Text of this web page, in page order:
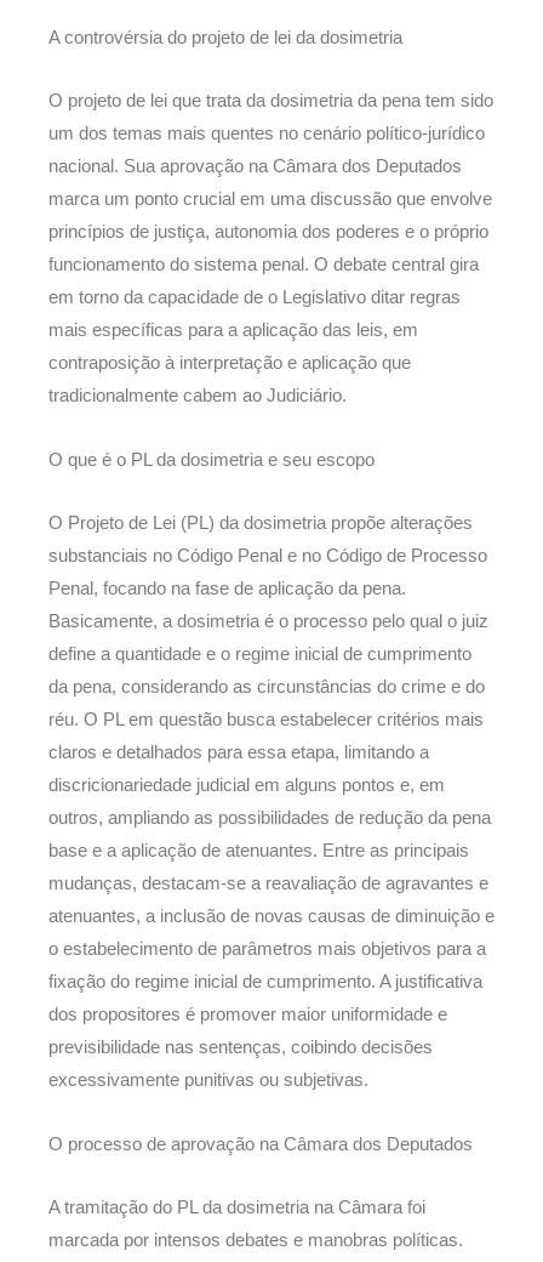
A controvérsia do projeto de lei da dosimetria
O projeto de lei que trata da dosimetria da pena tem sido
um dos temas mais quentes no cenário político-jurídico
nacional. Sua aprovação na Câmara dos Deputados
marca um ponto crucial em uma discussão que envolve
princípios de justiça, autonomia dos poderes e o próprio
funcionamento do sistema penal. O debate central gira
em torno da capacidade de o Legislativo ditar regras
mais específicas para a aplicação das leis, em
contraposição à interpretação e aplicação que
tradicionalmente cabem ao Judiciário.
O que é o PL da dosimetria e seu escopo
O Projeto de Lei (PL) da dosimetria propõe alterações
substanciais no Código Penal e no Código de Processo
Penal, focando na fase de aplicação da pena.
Basicamente, a dosimetria é o processo pelo qual o juiz
define a quantidade e o regime inicial de cumprimento
da pena, considerando as circunstâncias do crime e do
réu. O PL em questão busca estabelecer critérios mais
claros e detalhados para essa etapa, limitando a
discricionariedade judicial em alguns pontos e, em
outros, ampliando as possibilidades de redução da pena
base e a aplicação de atenuantes. Entre as principais
mudanças, destacam-se a reavaliação de agravantes e
atenuantes, a inclusão de novas causas de diminuição e
o estabelecimento de parâmetros mais objetivos para a
fixação do regime inicial de cumprimento. A justificativa
dos propositores é promover maior uniformidade e
previsibilidade nas sentenças, coibindo decisões
excessivamente punitivas ou subjetivas.
O processo de aprovação na Câmara dos Deputados
A tramitação do PL da dosimetria na Câmara foi
marcada por intensos debates e manobras políticas.